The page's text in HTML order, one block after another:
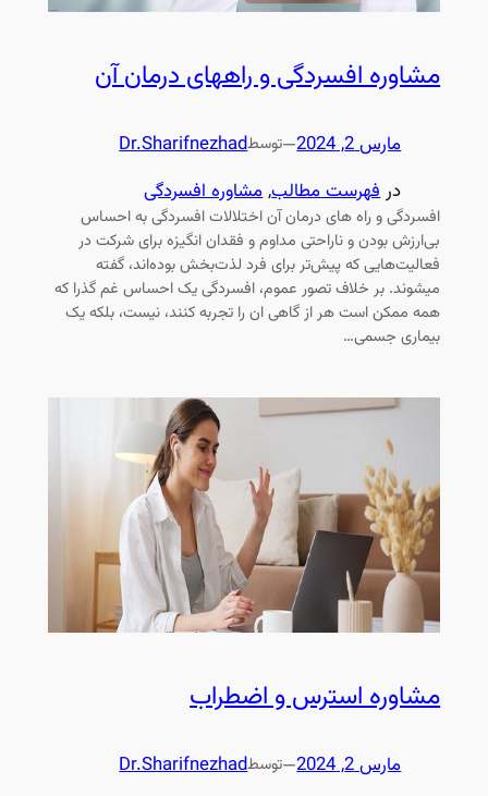
مشاوره افسردگی و راههای درمان آن
مارس 2, 2024 —توسطDr.Sharifnezhad
درفهرست مطالب, مشاوره افسردگی
افسردگی و راه های درمان آن اختلالات افسردگی به احساس
بی‌ارزش بودن و ناراحتی مداوم و فقدان انگیزه برای شرکت در
فعالیت‌هایی که پیش‌تر برای فرد لذت‌بخش بوده‌اند، گفته
میشوند. بر خلاف تصور عموم، افسردگی یک احساس غم گذرا که
همه ممکن است هر از گاهی ان را تجربه کنند، نیست، بلکه یک
بیماری جسمی…
مشاوره استرس و اضطراب
مارس 2, 2024 —توسطDr.Sharifnezhad